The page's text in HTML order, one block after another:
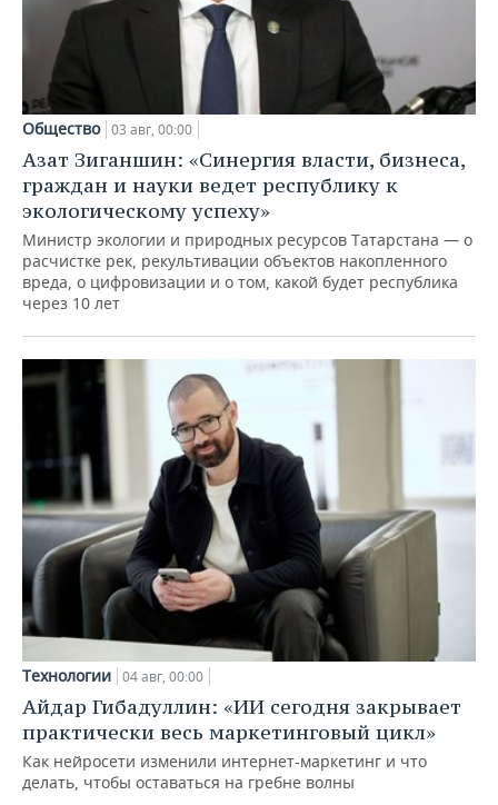
Общество 03 авг, 00:00
Азат Зиганшин: «Синергия власти, бизнеса,
граждан и науки ведет республику к
экологическому успеху»
Министр экологии и природных ресурсов Татарстана — о
расчистке рек, рекультивации объектов накопленного
вреда, о цифровизации и о том, какой будет республика
через 10 лет
Технологии 04 авг, 00:00
Айдар Гибадуллин: «ИИ сегодня закрывает
практически весь маркетинговый цикл»
Как нейросети изменили интернет-маркетинг и что
делать, чтобы оставаться на гребне волны